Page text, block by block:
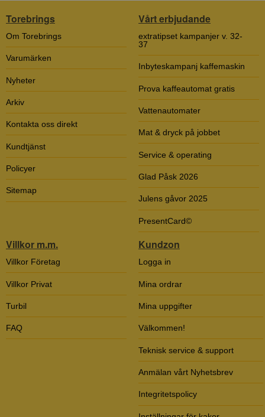
Torebrings
Om Torebrings
Varumärken
Nyheter
Arkiv
Kontakta oss direkt
Kundtjänst
Policyer
Sitemap
Vårt erbjudande
extratipset kampanjer v. 32-
37
Inbyteskampanj kaffemaskin
Prova kaffeautomat gratis
Vattenautomater
Mat & dryck på jobbet
Service & operating
Glad Påsk 2026
Julens gåvor 2025
PresentCard©
Villkor m.m.
Villkor Företag
Villkor Privat
Turbil
FAQ
Kundzon
Logga in
Mina ordrar
Mina uppgifter
Välkommen!
Teknisk service & support
Anmälan vårt Nyhetsbrev
Integritetspolicy